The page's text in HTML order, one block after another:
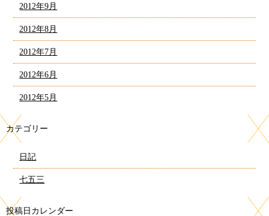
2012年9月
2012年8月
2012年7月
2012年6月
2012年5月
カテゴリー
日記
七五三
投稿日カレンダー